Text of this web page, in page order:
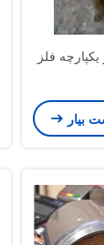
فلز
بیار